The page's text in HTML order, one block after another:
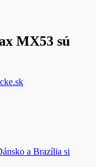
MX53 sú
a Brazília si